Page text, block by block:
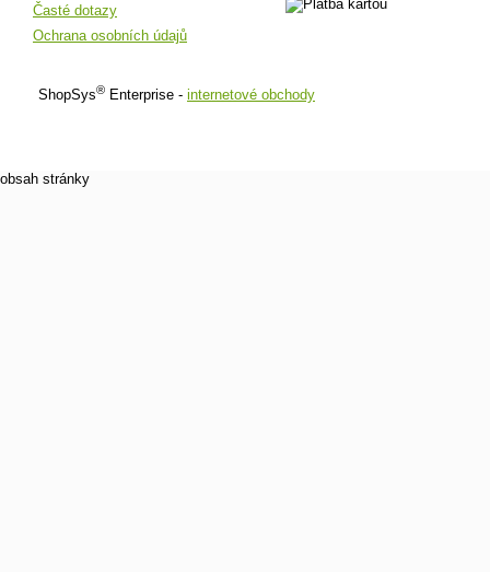
Časté dotazy
Ochrana osobních údajů
ShopSys® Enterprise - internetové obchody
obsah stránky